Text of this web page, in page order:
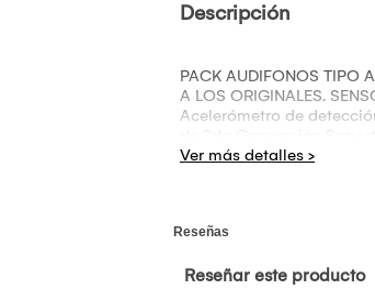
Descripción
PACK AUDIFONOS TIPO
A LOS ORIGINALES.
Acelerómetro de